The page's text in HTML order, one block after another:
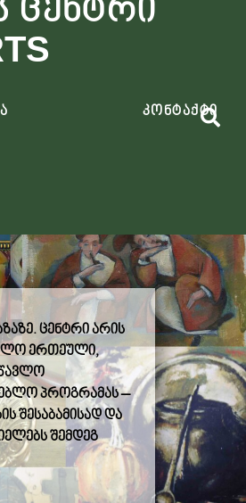
ცენტრი
კონტაქტი
.ცენტრიარის
ერთეული,
პროგრამას –
შესაბამისად და
შემდეგ